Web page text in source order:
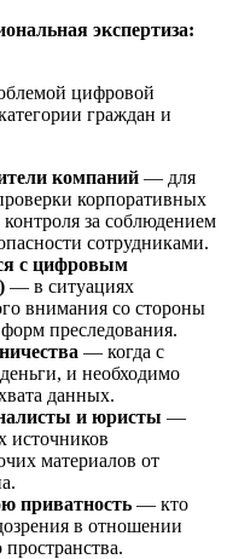
экспертиза:
цифровой
граждан и
компаний — для
корпоративных
за соблюдением
сотрудниками.
с цифровым
— в ситуациях
внимания со стороны
преследования.
— когда с
и необходимо
данных.
и юристы —
источников
материалов от
приватность — кто
в отношении